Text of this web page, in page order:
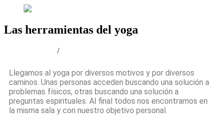
Las herramientas del yoga
/
Llegamos al yoga por diversos motivos y por diversos
caminos. Unas personas acceden buscando una solución a
problemas físicos, otras buscando una solución a
preguntas espirituales. Al final todos nos encontramos en
la misma sala y con nuestro objetivo personal.